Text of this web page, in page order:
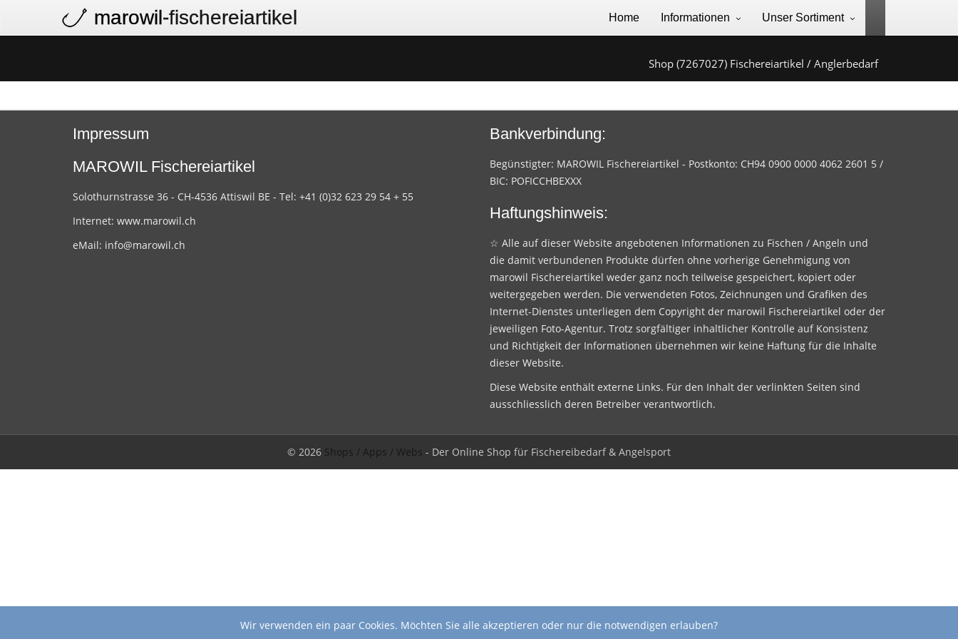
marowil-fischereiartikel Home Informationen Unser Sortiment
Shop (7267027) Fischereiartikel / Anglerbedarf
Impressum
MAROWIL Fischereiartikel
Solothurnstrasse 36 - CH-4536 Attiswil BE - Tel: +41 (0)32 623 29 54 + 55
Internet: www.marowil.ch
eMail: info@marowil.ch
Bankverbindung:
Begünstigter: MAROWIL Fischereiartikel - Postkonto: CH94 0900 0000 4062 2601 5 /
BIC: POFICCHBEXXX
Haftungshinweis:
☆ Alle auf dieser Website angebotenen Informationen zu Fischen / Angeln und
die damit verbundenen Produkte dürfen ohne vorherige Genehmigung von
marowil Fischereiartikel weder ganz noch teilweise gespeichert, kopiert oder
weitergegeben werden. Die verwendeten Fotos, Zeichnungen und Grafiken des
Internet-Dienstes unterliegen dem Copyright der marowil Fischereiartikel oder der
jeweiligen Foto-Agentur. Trotz sorgfältiger inhaltlicher Kontrolle auf Konsistenz
und Richtigkeit der Informationen übernehmen wir keine Haftung für die Inhalte
dieser Website.
Diese Website enthält externe Links. Für den Inhalt der verlinkten Seiten sind
ausschliesslich deren Betreiber verantwortlich.
© 2026 Shops / Apps / Webs - Der Online Shop für Fischereibedarf & Angelsport
Wir verwenden ein paar Cookies. Möchten Sie alle akzeptieren oder nur die notwendigen erlauben?